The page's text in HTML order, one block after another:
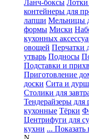
Ланч-боксы Лотки
контейнеры для
лапши Мельницы
формы Миски
кухонных
овощей Перчатки
утварь Подносы
Подставки и
Приготовление
доски Сита и
Столики для
Тендерайзеры для
кухонные Тёрки
Центрифуги для
кухни ... Показать